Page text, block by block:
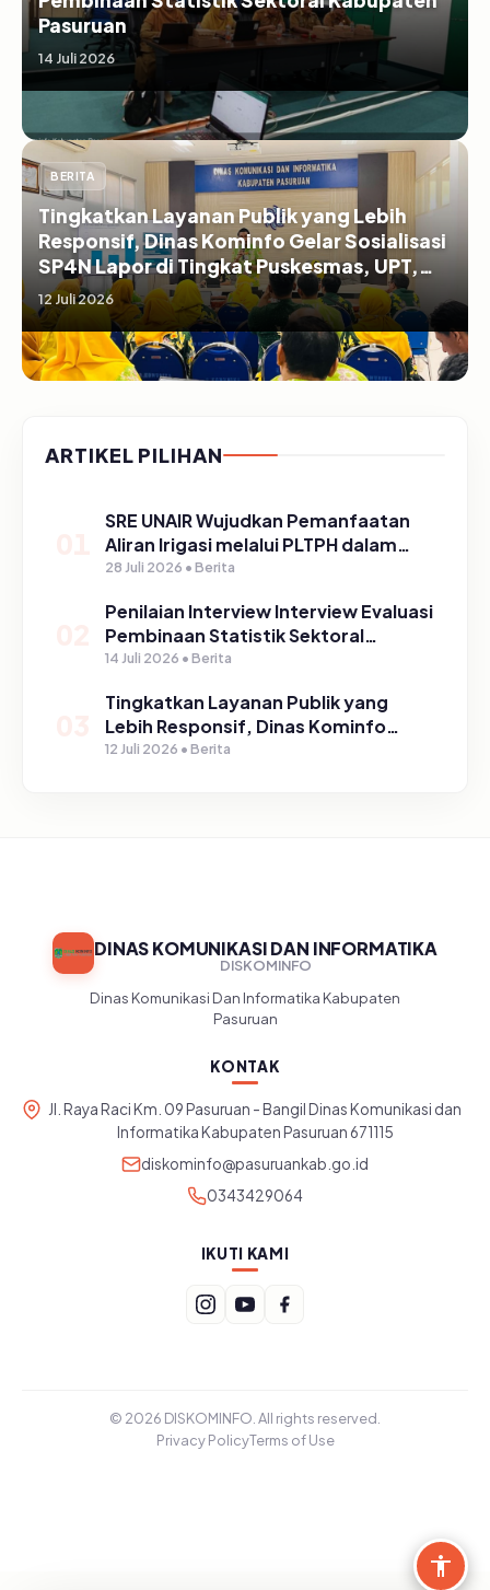
Pasuruan
14 Juli 2026
BERITA
Tingkatkan Layanan Publik yang Lebih
Responsif, Dinas Kominfo Gelar Sosialisasi
SP4N Lapor di Tingkat Puskesmas, UPT,
serta SD/SMP di Kabupaten Pasuruan
12 Juli 2026
ARTIKEL PILIHAN
SRE UNAIR Wujudkan Pemanfaatan
Aliran Irigasi melalui PLTPH dalam
Program TIRTA PELITA di Desa
28 Juli 2026 • Berita
Penilaian Interview Interview Evaluasi
Pembinaan Statistik Sektoral
Kabupaten Pasuruan
14 Juli 2026 • Berita
Tingkatkan Layanan Publik yang
Lebih Responsif, Dinas Kominfo
Gelar Sosialisasi SP4N Lapor di
12 Juli 2026 • Berita
DINAS KOMUNIKASI DAN INFORMATIKA
DISKOMINFO
Dinas Komunikasi Dan Informatika Kabupaten
Pasuruan
KONTAK
Jl. Raya Raci Km. 09 Pasuruan - Bangil Dinas Komunikasi dan
Informatika Kabupaten Pasuruan 671115
diskominfo@pasuruankab.go.id
0343429064
IKUTI KAMI
© 2026 DISKOMINFO. All rights reserved.
Privacy PolicyTerms of Use